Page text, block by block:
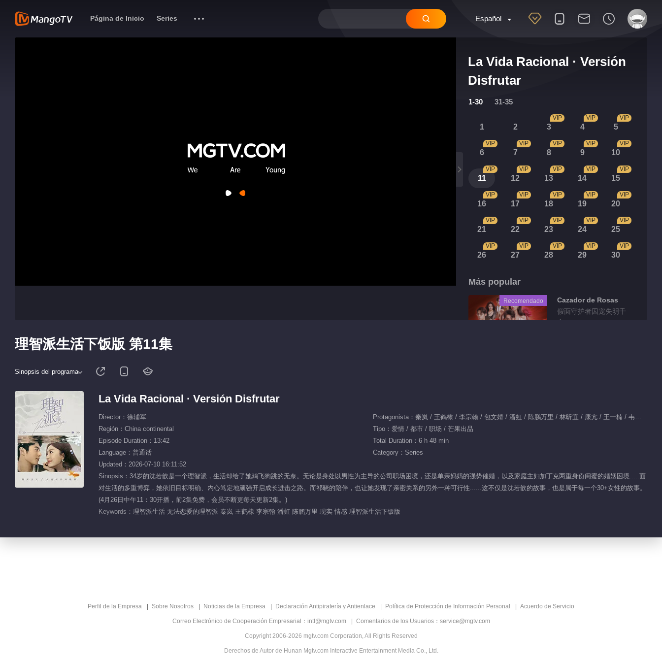
Español
Página de Inicio Series
La Vida Racional · Versión
Disfrutar
1-30 31-35
1 2 3
VIP
4
VIP
5
VIP
6
VIP
7
VIP
8
VIP
9
VIP
10
VIP
11
VIP
12
VIP
13
VIP
14
VIP
15
VIP
16
VIP
17
VIP
18
VIP
19
VIP
20
VIP
21
VIP
22
VIP
23
VIP
24
VIP
25
VIP
26
VIP
27
VIP
28
VIP
29
VIP
30
VIP
Más popular
Recomendado
Cazador de Rosas
假面守护者囚宠失明千
金
理智派生活下饭版 第11集
Sinopsis del programa
La Vida Racional · Versión Disfrutar
Director：徐辅军
Protagonista：秦岚 / 王鹤棣 / 李宗翰 / 包文婧 / 潘虹 / 陈鹏万里 / 林昕宜 / 康亢 / 王一楠 / 韦奕波 / 贺彬 / 田淼
Región：China continental
Tipo：爱情 / 都市 / 职场 / 芒果出品
Episode Duration：13:42
Total Duration：6 h 48 min
Language：普通话
Category：Series
Updated：2026-07-10 16:11:52
Sinopsis：34岁的沈若歆是一个理智派，生活却给了她鸡飞狗跳的无奈。无论是身处以男性为主导的公司职场困境，还是单亲妈妈的强势催婚，以及家庭主妇加丁克两重身份闺蜜的婚姻困境.....面
对生活的多重博弈，她依旧目标明确、内心笃定地顽强开启成长进击之路。而祁晓的陪伴，也让她发现了亲密关系的另外一种可行性......这不仅是沈若歆的故事，也是属于每一个30+女性的故事。
(4月26日中午11：30开播，前2集免费，会员不断更每天更新2集。)
Keywords： 理智派生活 无法恋爱的理智派 秦岚 王鹤棣 李宗翰 潘虹 陈鹏万里 现实 情感 理智派生活下饭版
Perfil de la Empresa Sobre Nosotros Noticias de la Empresa Declaración Antipiratería y Antienlace Política de Protección de Información Personal Acuerdo de Servicio
Correo Electrónico de Cooperación Empresarial：intl@mgtv.com Comentarios de los Usuarios：service@mgtv.com
Copyright 2006-2026 mgtv.com Corporation, All Rights Reserved
Derechos de Autor de Hunan Mgtv.com Interactive Entertainment Media Co., Ltd.